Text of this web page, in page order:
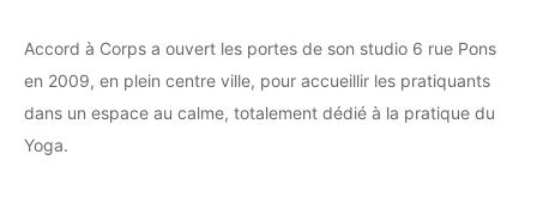
Accord à Corps a ouvert les portes de son studio 6 rue Pons
en 2009, en plein centre ville, pour accueillir les pratiquants
dans un espace au calme, totalement dédié à la pratique du
Yoga.